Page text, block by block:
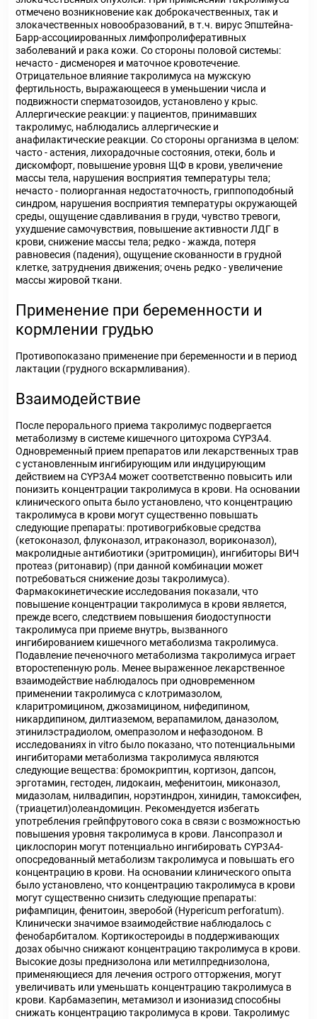
отмечено возникновение как доброкачественных, так и
злокачественных новообразований, в т.ч. вирус Эпштейна-
Барр-ассоциированных лимфопролиферативных
заболеваний и рака кожи. Со стороны половой системы:
нечасто - дисменорея и маточное кровотечение.
Отрицательное влияние такролимуса на мужскую
фертильность, выражающееся в уменьшении числа и
подвижности сперматозоидов, установлено у крыс.
Аллергические реакции: у пациентов, принимавших
такролимус, наблюдались аллергические и
анафилактические реакции. Со стороны организма в целом:
часто - астения, лихорадочные состояния, отеки, боль и
дискомфорт, повышение уровня ЩФ в крови, увеличение
массы тела, нарушения восприятия температуры тела;
нечасто - полиорганная недостаточность, гриппоподобный
синдром, нарушения восприятия температуры окружающей
среды, ощущение сдавливания в груди, чувство тревоги,
ухудшение самочувствия, повышение активности ЛДГ в
крови, снижение массы тела; редко - жажда, потеря
равновесия (падения), ощущение скованности в грудной
клетке, затруднения движения; очень редко - увеличение
массы жировой ткани.
Применение при беременности и
кормлении грудью
Противопоказано применение при беременности и в период
лактации (грудного вскармливания).
Взаимодействие
После перорального приема такролимус подвергается
метаболизму в системе кишечного цитохрома CYP3A4.
Одновременный прием препаратов или лекарственных трав
с установленным ингибирующим или индуцирующим
действием на CYP3A4 может соответственно повысить или
понизить концентрации такролимуса в крови. На основании
клинического опыта было установлено, что концентрацию
такролимуса в крови могут существенно повышать
следующие препараты: противогрибковые средства
(кетоконазол, флуконазол, итраконазол, вориконазол),
макролидные антибиотики (эритромицин), ингибиторы ВИЧ
протеаз (ритонавир) (при данной комбинации может
потребоваться снижение дозы такролимуса).
Фармакокинетические исследования показали, что
повышение концентрации такролимуса в крови является,
прежде всего, следствием повышения биодоступности
такролимуса при приеме внутрь, вызванного
ингибированием кишечного метаболизма такролимуса.
Подавление печеночного метаболизма такролимуса играет
второстепенную роль. Менее выраженное лекарственное
взаимодействие наблюдалось при одновременном
применении такролимуса с клотримазолом,
кларитромицином, джозамицином, нифедипином,
никардипином, дилтиаземом, верапамилом, даназолом,
этинилэстрадиолом, омепразолом и нефазодоном. В
исследованиях in vitro было показано, что потенциальными
ингибиторами метаболизма такролимуса являются
следующие вещества: бромокриптин, кортизон, дапсон,
эрготамин, гестоден, лидокаин, мефенитоин, миконазол,
мидазолам, нилвадипин, норэтиндрон, хинидин, тамоксифен,
(триацетил)олеандомицин. Рекомендуется избегать
употребления грейпфрутового сока в связи с возможностью
повышения уровня такролимуса в крови. Лансопразол и
циклоспорин могут потенциально ингибировать CYP3A4-
опосредованный метаболизм такролимуса и повышать его
концентрацию в крови. На основании клинического опыта
было установлено, что концентрацию такролимуса в крови
могут существенно снизить следующие препараты:
рифампицин, фенитоин, зверобой (Hypericum perforatum).
Клинически значимое взаимодействие наблюдалось с
фенобарбиталом. Кортикостероиды в поддерживающих
дозах обычно снижают концентрацию такролимуса в крови.
Высокие дозы преднизолона или метилпреднизолона,
применяющиеся для лечения острого отторжения, могут
увеличивать или уменьшать концентрацию такролимуса в
крови. Карбамазепин, метамизол и изониазид способны
снижать концентрацию такролимуса в крови. Такролимус